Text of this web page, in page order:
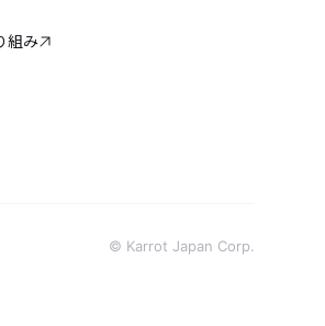
組み
© Karrot Japan Corp.